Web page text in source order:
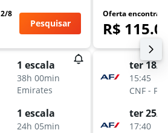
8
Pesquisar
1 escala
38h 00min
Emirates
1 escala
24h 05min
Oferta
R$
ter 18/8
15:45
CNF -
ter 25/8
17:40